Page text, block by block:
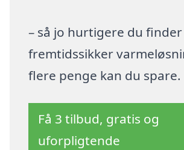
– så jo hurtigere du
fremtidssikker
flere penge kan du spare.
Få 3 tilbud, gratis og
uforpligtende